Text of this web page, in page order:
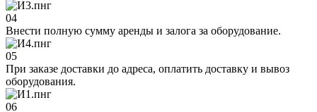
04
Внести полную сумму аренды и залога за оборудование.
05
При заказе доставки до адреса, оплатить доставку и вывоз
оборудования.
06